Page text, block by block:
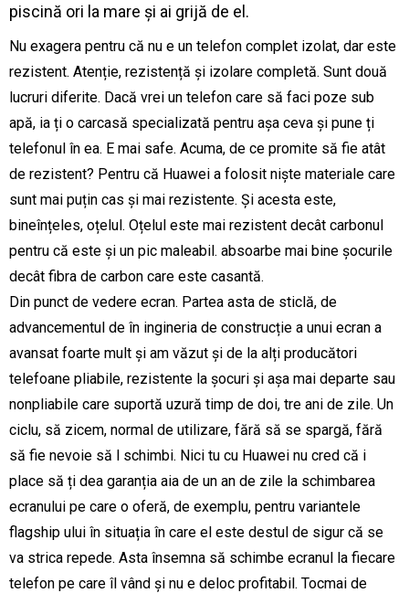
piscină ori la mare și ai grijă de el.
Nu exagera pentru că nu e un telefon complet izolat, dar este
rezistent. Atenție, rezistență și izolare completă. Sunt două
lucruri diferite. Dacă vrei un telefon care să faci poze sub
apă, ia ți o carcasă specializată pentru așa ceva și pune ți
telefonul în ea. E mai safe. Acuma, de ce promite să fie atât
de rezistent? Pentru că Huawei a folosit niște materiale care
sunt mai puțin cas și mai rezistente. Și acesta este,
bineînțeles, oțelul. Oțelul este mai rezistent decât carbonul
pentru că este și un pic maleabil. absoarbe mai bine șocurile
decât fibra de carbon care este casantă.
Din punct de vedere ecran. Partea asta de sticlă, de
advancementul de în ingineria de construcție a unui ecran a
avansat foarte mult și am văzut și de la alți producători
telefoane pliabile, rezistente la șocuri și așa mai departe sau
nonpliabile care suportă uzură timp de doi, tre ani de zile. Un
ciclu, să zicem, normal de utilizare, fără să se spargă, fără
să fie nevoie să l schimbi. Nici tu cu Huawei nu cred că i
place să ți dea garanția aia de un an de zile la schimbarea
ecranului pe care o oferă, de exemplu, pentru variantele
flagship ului în situația în care el este destul de sigur că se
va strica repede. Asta însemna să schimbe ecranul la fiecare
telefon pe care îl vând și nu e deloc profitabil. Tocmai de